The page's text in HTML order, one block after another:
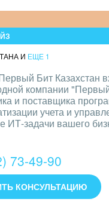
онлайн-офиса /справочники
ремонт и
Авиация, автобизнес
реклама,
промышленность
И ЕЩЕ 1
Бит Казахстан
компании
и поставщика
учета и
ИТ-задачи вашего
73-49-90
КОНСУЛЬТАЦИЮ